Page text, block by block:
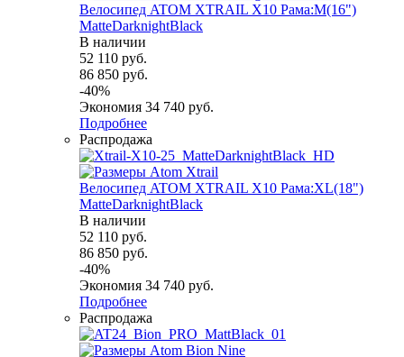
Велосипед ATOM XTRAIL X10 Рама:M(16")
MatteDarknightBlack
В наличии
52 110 руб.
86 850 руб.
-40%
Экономия 34 740 руб.
Подробнее
Распродажа
Велосипед ATOM XTRAIL X10 Рама:XL(18")
MatteDarknightBlack
В наличии
52 110 руб.
86 850 руб.
-40%
Экономия 34 740 руб.
Подробнее
Распродажа